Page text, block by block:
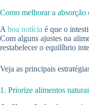
Como melhorar a
A boa notícia é que o
Com alguns ajustes na
restabelecer o equilíbrio
Veja as principais
1. Priorize alimentos